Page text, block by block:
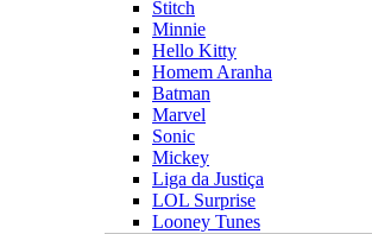
Stitch
Minnie
Hello Kitty
Homem Aranha
Batman
Marvel
Sonic
Mickey
Liga da Justiça
LOL Surprise
Looney Tunes